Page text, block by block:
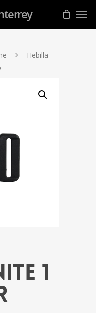
Hebilla
1